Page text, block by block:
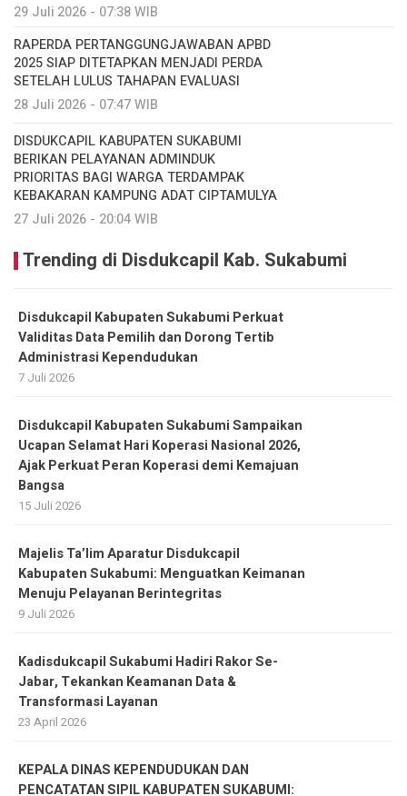
29 Juli 2026 - 07:38 WIB
RAPERDA PERTANGGUNGJAWABAN APBD
2025 SIAP DITETAPKAN MENJADI PERDA
SETELAH LULUS TAHAPAN EVALUASI
28 Juli 2026 - 07:47 WIB
DISDUKCAPIL KABUPATEN SUKABUMI
BERIKAN PELAYANAN ADMINDUK
PRIORITAS BAGI WARGA TERDAMPAK
KEBAKARAN KAMPUNG ADAT CIPTAMULYA
27 Juli 2026 - 20:04 WIB
Trending di Disdukcapil Kab. Sukabumi
Disdukcapil Kabupaten Sukabumi Perkuat
Validitas Data Pemilih dan Dorong Tertib
Administrasi Kependudukan
7 Juli 2026
Disdukcapil Kabupaten Sukabumi Sampaikan
Ucapan Selamat Hari Koperasi Nasional 2026,
Ajak Perkuat Peran Koperasi demi Kemajuan
Bangsa
15 Juli 2026
Majelis Ta’lim Aparatur Disdukcapil
Kabupaten Sukabumi: Menguatkan Keimanan
Menuju Pelayanan Berintegritas
9 Juli 2026
Kadisdukcapil Sukabumi Hadiri Rakor Se-
Jabar, Tekankan Keamanan Data &
Transformasi Layanan
23 April 2026
KEPALA DINAS KEPENDUDUKAN DAN
PENCATATAN SIPIL KABUPATEN SUKABUMI: